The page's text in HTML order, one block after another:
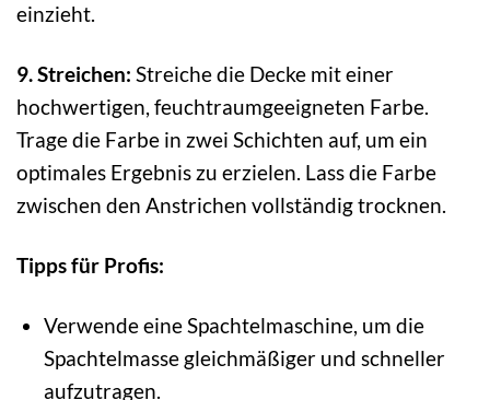
einzieht.
9. Streichen: Streiche die Decke mit einer
hochwertigen, feuchtraumgeeigneten Farbe.
Trage die Farbe in zwei Schichten auf, um ein
optimales Ergebnis zu erzielen. Lass die Farbe
zwischen den Anstrichen vollständig trocknen.
Tipps für Profis:
Verwende eine Spachtelmaschine, um die
Spachtelmasse gleichmäßiger und schneller
aufzutragen.